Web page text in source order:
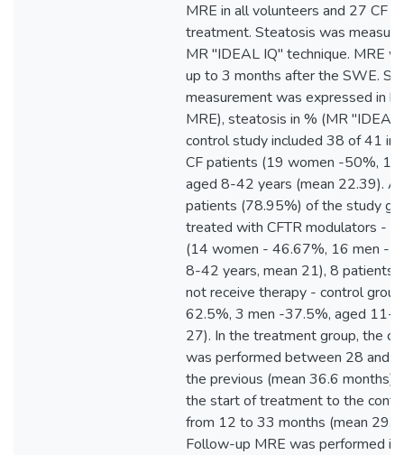
MRE in all volunteers and 27 CF
treatment. Steatosis was
MR "IDEAL IQ" technique. MRE
up to 3 months after the SWE.
measurement was expressed in
MRE), steatosis in % (MR "IDEAL
control study included 38 of 41
CF patients (19 women -50%,
aged 8-42 years (mean 22.39).
patients (78.95%) of the study
treated with CFTR modulators -
(14 women - 46.67%, 16 men -
8-42 years, mean 21), 8 patients
not receive therapy - control
62.5%, 3 men -37.5%, aged 11-
27). In the treatment group, the
was performed between 28 and
the previous (mean 36.6 months).
the start of treatment to the
from 12 to 33 months (mean 29.9
Follow-up MRE was performed